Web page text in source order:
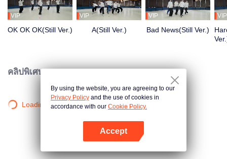
VIP
OK OK OK(Still Ver.)
VIP
A(Still Ver.)
VIP
Bad News(Still Ver.)
VIP
คลิปพิเศษ
Loading…
By using the website, you are agreeing to our
Privacy Policy and the use of cookies in
accordance with our Cookie Policy.
Accept